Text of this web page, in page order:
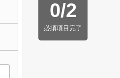
0/2
必須項目完了